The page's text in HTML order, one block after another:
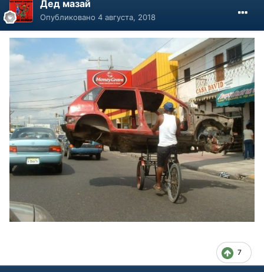
Дед мазай
Опубликовано 4 августа, 2018
7